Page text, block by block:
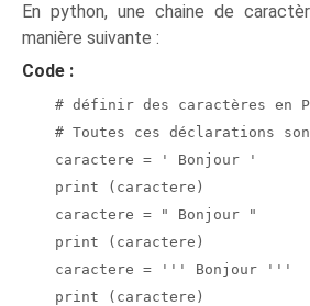
En python, une chaine de
manière suivante :
Code :
# définir des caractères en
# Toutes ces déclarations
caractere = ' Bonjour '
print (caractere)
caractere = " Bonjour "
print (caractere)
caractere = ''' Bonjour '''
print (caractere)